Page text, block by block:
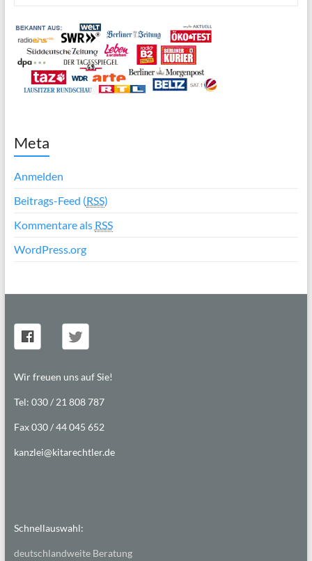
Meta
Anmelden
Beitrags-Feed (RSS)
Kommentare als RSS
WordPress.org
Wir freuen uns auf Sie!
Tel: 030 / 21 808 787
Fax 030 / 44 045 652
kanzlei@kitarechtler.de
Schnellauswahl:
deutschlandweite Beratung